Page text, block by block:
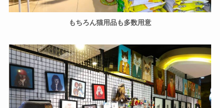
もちろん猫用品も多数用意